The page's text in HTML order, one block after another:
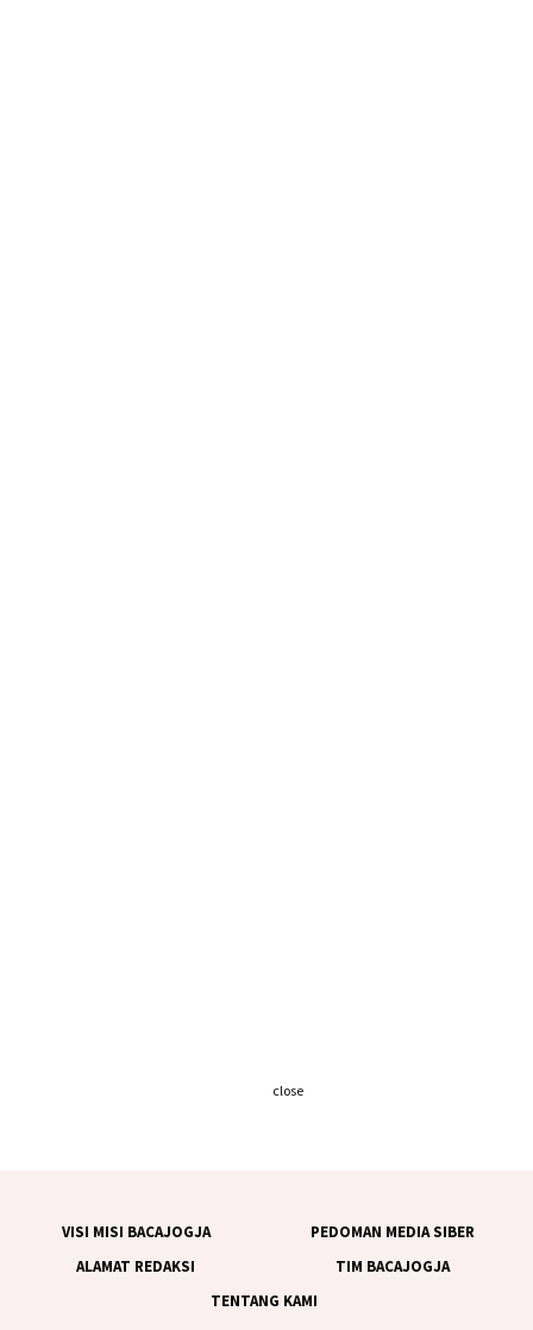
VISI MISI BACAJOGJA
PEDOMAN MEDIA SIBER
ALAMAT REDAKSI
TIM BACAJOGJA
TENTANG KAMI
close